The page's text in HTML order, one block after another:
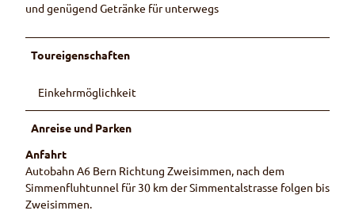
und genügend Getränke für unterwegs
Toureigenschaften
Einkehrmöglichkeit
Anreise und Parken
Anfahrt
Autobahn A6 Bern Richtung Zweisimmen, nach dem
Simmenfluhtunnel für 30 km der Simmentalstrasse folgen bis
Zweisimmen.